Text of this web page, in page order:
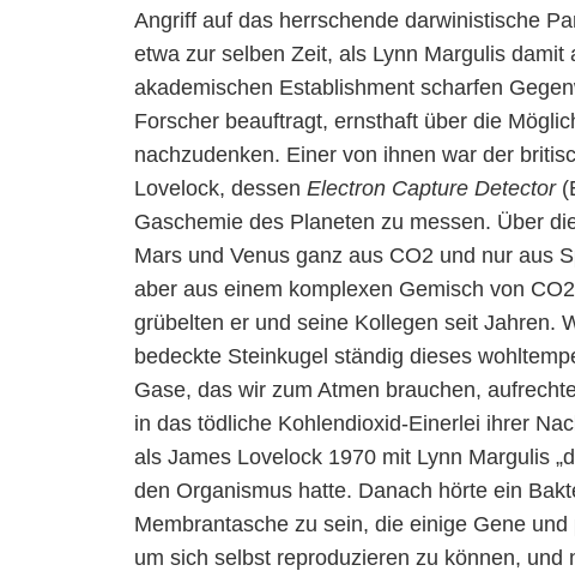
Angriff auf das herrschende darwinistische
etwa zur selben Zeit, als Lynn Margulis
akademischen Establishment scharfen
Forscher beauftragt, ernsthaft über die
nachzudenken. Einer von ihnen war der
Lovelock, dessen Electron Capture Detector
Gaschemie des Planeten zu messen. Über
Mars und Venus ganz aus CO2 und nur aus
aber aus einem komplexen Gemisch von
grübelten er und seine Kollegen seit Jahren.
bedeckte Steinkugel ständig dieses
Gase, das wir zum Atmen brauchen,
in das tödliche Kohlendioxid-Einerlei ihrer
als James Lovelock 1970 mit Lynn Margulis
den Organismus hatte. Danach hörte ein
Membrantasche zu sein, die einige Gene
um sich selbst reproduzieren zu können,